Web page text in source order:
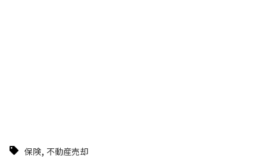
保険, 不動産売却